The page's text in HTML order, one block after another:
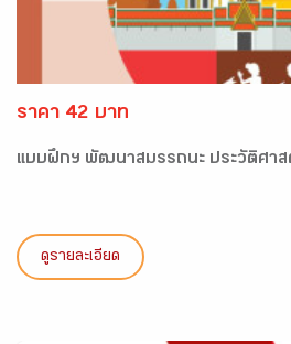
ราคา 42 บาท
แบบฝึกฯ พัฒนาสมรรถนะ ประวัติศาส
ดูรายละเอียด